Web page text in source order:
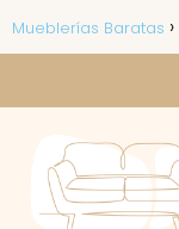
Mueblerías Baratas